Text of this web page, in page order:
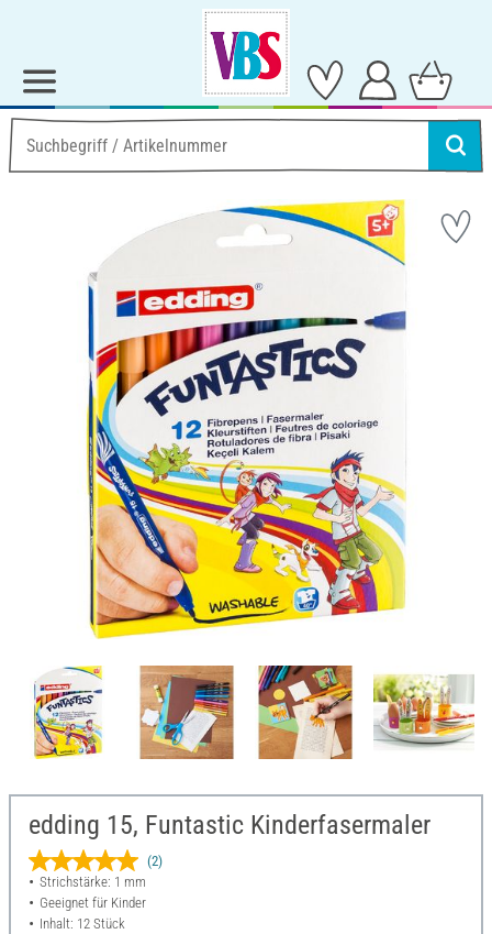
edding 15, Funtastic Kinderfasermaler
(2)
Strichstärke: 1 mm
Geeignet für Kinder
Inhalt: 12 Stück